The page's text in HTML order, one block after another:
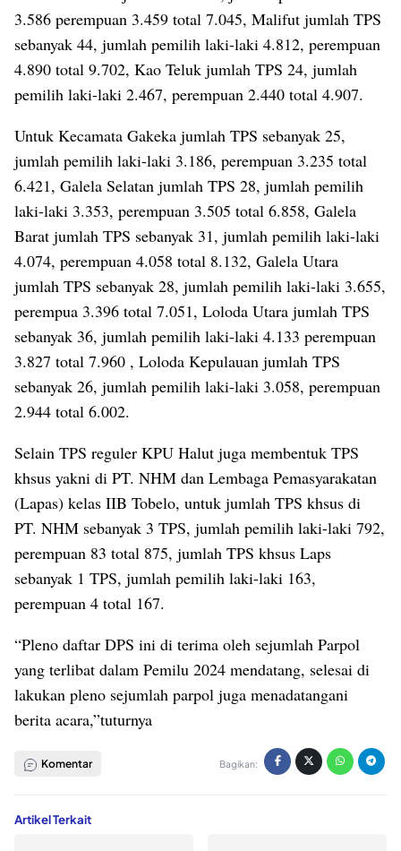
3.586 perempuan 3.459 total 7.045, Malifut jumlah TPS
sebanyak 44, jumlah pemilih laki-laki 4.812, perempuan
4.890 total 9.702, Kao Teluk jumlah TPS 24, jumlah
pemilih laki-laki 2.467, perempuan 2.440 total 4.907.
Untuk Kecamata Gakeka jumlah TPS sebanyak 25,
jumlah pemilih laki-laki 3.186, perempuan 3.235 total
6.421, Galela Selatan jumlah TPS 28, jumlah pemilih
laki-laki 3.353, perempuan 3.505 total 6.858, Galela
Barat jumlah TPS sebanyak 31, jumlah pemilih laki-laki
4.074, perempuan 4.058 total 8.132, Galela Utara
jumlah TPS sebanyak 28, jumlah pemilih laki-laki 3.655,
perempua 3.396 total 7.051, Loloda Utara jumlah TPS
sebanyak 36, jumlah pemilih laki-laki 4.133 perempuan
3.827 total 7.960 , Loloda Kepulauan jumlah TPS
sebanyak 26, jumlah pemilih laki-laki 3.058, perempuan
2.944 total 6.002.
Selain TPS reguler KPU Halut juga membentuk TPS
khsus yakni di PT. NHM dan Lembaga Pemasyarakatan
(Lapas) kelas IIB Tobelo, untuk jumlah TPS khsus di
PT. NHM sebanyak 3 TPS, jumlah pemilih laki-laki 792,
perempuan 83 total 875, jumlah TPS khsus Laps
sebanyak 1 TPS, jumlah pemilih laki-laki 163,
perempuan 4 total 167.
“Pleno daftar DPS ini di terima oleh sejumlah Parpol
yang terlibat dalam Pemilu 2024 mendatang, selesai di
lakukan pleno sejumlah parpol juga menadatangani
berita acara,”tuturnya
Komentar Bagikan:
Artikel Terkait